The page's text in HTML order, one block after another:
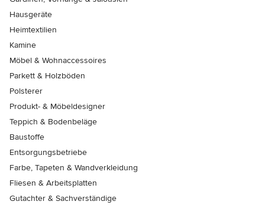
Hausgeräte
Heimtextilien
Kamine
Möbel & Wohnaccessoires
Parkett & Holzböden
Polsterer
Produkt- & Möbeldesigner
Teppich & Bodenbeläge
Baustoffe
Entsorgungsbetriebe
Farbe, Tapeten & Wandverkleidung
Fliesen & Arbeitsplatten
Gutachter & Sachverständige